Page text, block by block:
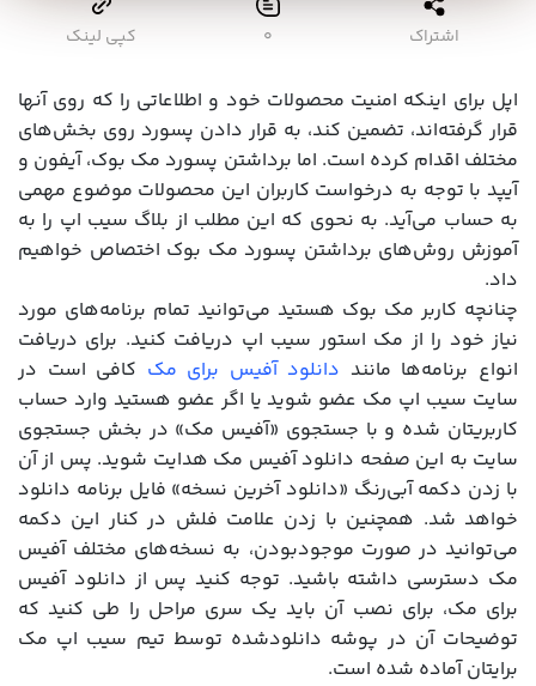
اشتراک ۰ کپی لینک
اپل برای اینکه امنیت محصولات خود و اطلاعاتی را که روی آنها
قرار گرفته‌اند، تضمین کند، به قرار دادن پسورد روی بخش‌های
مختلف اقدام کرده است. اما برداشتن پسورد مک بوک، آیفون و
آیپد با توجه به درخواست کاربران این محصولات موضوع مهمی
به حساب می‌آید. به نحوی که این مطلب از بلاگ سیب اپ را به
آموزش روش‌های برداشتن پسورد مک بوک اختصاص خواهیم
داد.
چنانچه کاربر مک بوک هستید می‌توانید تمام برنامه‌های مورد
نیاز خود را از مک استور سیب اپ دریافت کنید. برای دریافت
انواع برنامه‌ها مانند دانلود آفیس برای مک کافی است در
سایت سیب اپ مک عضو شوید یا اگر عضو هستید وارد حساب
کاربریتان شده و با جستجوی «آفیس مک» در بخش جستجوی
سایت به این صفحه دانلود آفیس مک هدایت شوید. پس از آن
با زدن دکمه آبی‌رنگ «دانلود آخرین نسخه» فایل برنامه دانلود
خواهد شد. همچنین با زدن علامت فلش در کنار این دکمه
می‌توانید در صورت موجودبودن، به نسخه‌های مختلف آفیس
مک دسترسی داشته باشید. توجه کنید پس از دانلود آفیس
برای مک، برای نصب آن باید یک سری مراحل را طی کنید که
توضیحات آن در پوشه دانلودشده توسط تیم سیب اپ مک
برایتان آماده شده است.